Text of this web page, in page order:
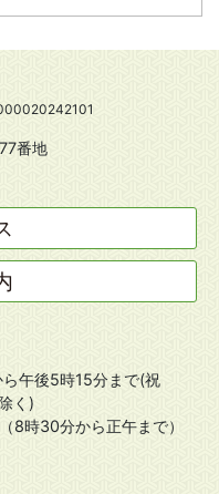
番地
午後5時15分まで(祝
く)
（8時30分から正午まで）